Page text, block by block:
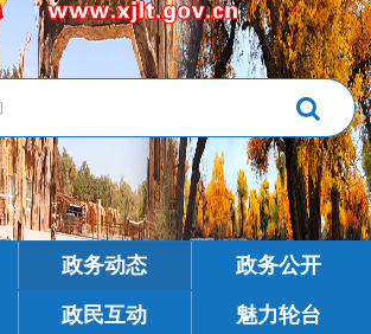
政务动态 政务公开
政民互动 魅力轮台